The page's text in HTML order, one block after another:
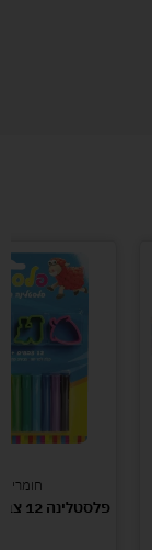
חומרי
פלסטלינה 12 צבעים + שבלונות